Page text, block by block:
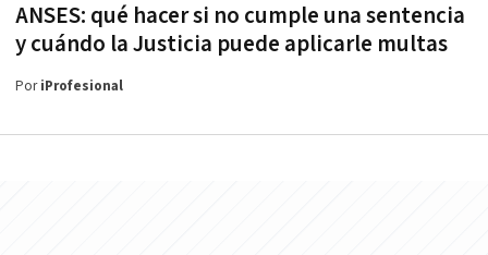
ANSES: qué hacer si no cumple una sentencia
y cuándo la Justicia puede aplicarle multas
PoriProfesional